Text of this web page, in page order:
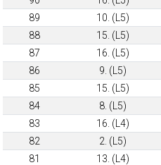
89
10. (L5)
88
15. (L5)
87
16. (L5)
86
9. (L5)
85
15. (L5)
84
8. (L5)
83
16. (L4)
82
2. (L5)
81
13. (L4)